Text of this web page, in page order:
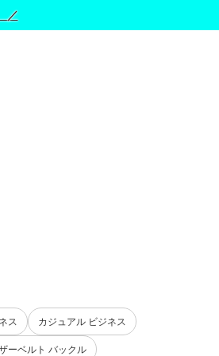
／
ス カジュアル ビジネス
ーベルト バックル